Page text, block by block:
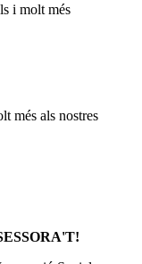
i molt més
més als nostres